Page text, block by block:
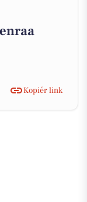
Kopiér link